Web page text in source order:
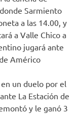
Sarmiento
a las 14.00, y
a Valle Chico a
jugará ante
Américo
un duelo por el
La Estación de
y le ganó 3